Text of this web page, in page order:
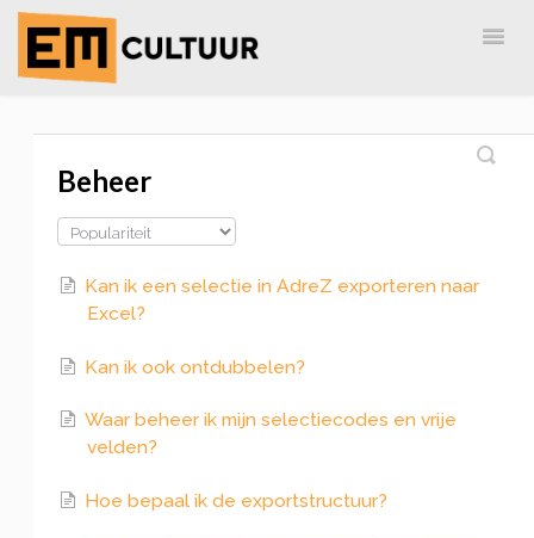
Beheer
Kan ik een selectie in AdreZ exporteren naar
Excel?
Kan ik ook ontdubbelen?
Waar beheer ik mijn selectiecodes en vrije
velden?
Hoe bepaal ik de exportstructuur?